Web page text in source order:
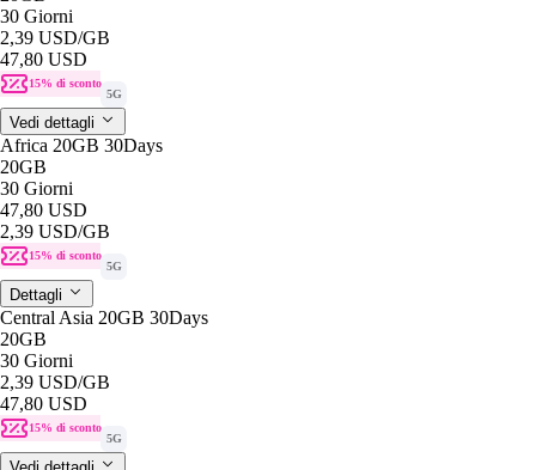
30 Giorni
2,39 USD/GB
47,80 USD
15% di sconto
5G
Vedi dettagli
Africa 20GB 30Days
20GB
30 Giorni
47,80 USD
2,39 USD/GB
15% di sconto
5G
Dettagli
Central Asia 20GB 30Days
20GB
30 Giorni
2,39 USD/GB
47,80 USD
15% di sconto
5G